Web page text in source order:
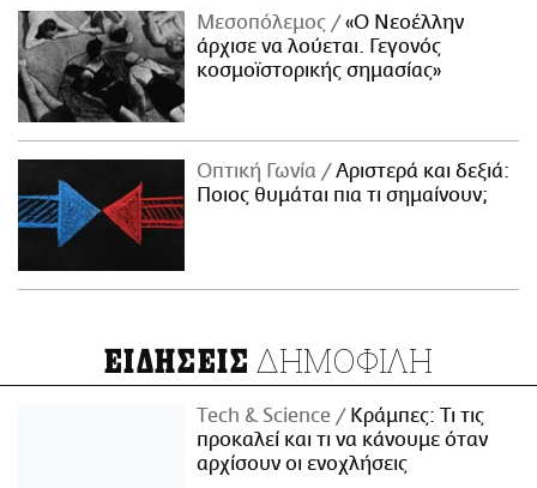
Μεσοπόλεμος
«Ο Νεοέλλην
άρχισε να λούεται. Γεγονός
κοσμοϊστορικής σημασίας»
Οπτική Γωνία
Αριστερά και δεξιά:
Ποιος θυμάται πια τι σημαίνουν;
ΕΙΔΗΣΕΙΣ ΔΗΜΟΦΙΛΗ
Τech & Science
Κράμπες: Τι τις
προκαλεί και τι να κάνουμε όταν
αρχίσουν οι ενοχλήσεις